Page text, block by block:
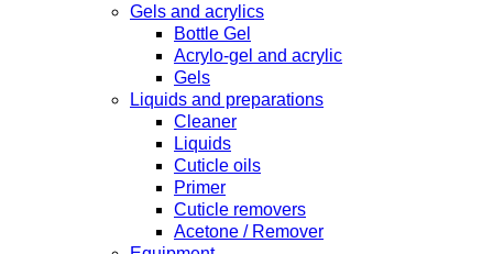
Gels and acrylics
Bottle Gel
Acrylo-gel and acrylic
Gels
Liquids and preparations
Cleaner
Liquids
Cuticle oils
Primer
Cuticle removers
Acetone / Remover